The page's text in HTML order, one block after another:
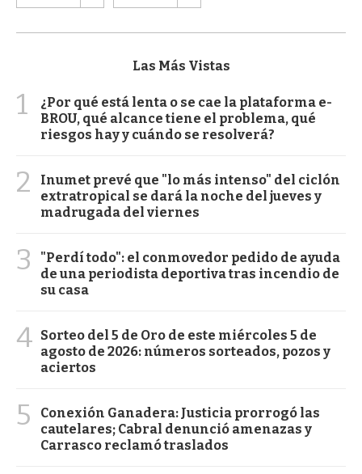
Las Más Vistas
1
¿Por qué está lenta o se cae la plataforma e-
BROU, qué alcance tiene el problema, qué
riesgos hay y cuándo se resolverá?
2
Inumet prevé que "lo más intenso" del ciclón
extratropical se dará la noche del jueves y
madrugada del viernes
3
"Perdí todo": el conmovedor pedido de ayuda
de una periodista deportiva tras incendio de
su casa
4 Sorteo del 5 de Oro de este miércoles 5 de
agosto de 2026: números sorteados, pozos y
aciertos
5
Conexión Ganadera: Justicia prorrogó las
cautelares; Cabral denunció amenazas y
Carrasco reclamó traslados